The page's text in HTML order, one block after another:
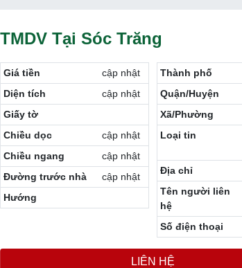
Tại Sóc Trăng
Giá tiền
cập nhật
Diện tích
cập nhật
Giấy tờ
Chiều dọc
cập nhật
Chiều ngang
cập nhật
Đường trước nhà
cập nhật
Hướng
Thành phố
Quận/Huyện
Xã/Phường
Loại tin
Địa chỉ
Tên người liên
hệ
Số điện thoại
LIÊN HỆ